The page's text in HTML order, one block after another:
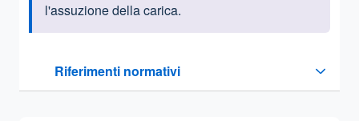
l'assuzione della carica.
Riferimenti normativi
Sezione compressa